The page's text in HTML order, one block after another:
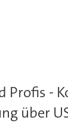
Profis -
über